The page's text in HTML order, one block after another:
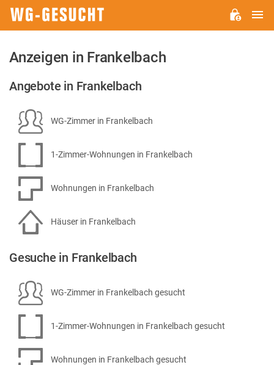
Anzeigen in Frankelbach
Angebote in Frankelbach
WG-Zimmer in Frankelbach
1-Zimmer-Wohnungen in Frankelbach
Wohnungen in Frankelbach
Häuser in Frankelbach
Gesuche in Frankelbach
WG-Zimmer in Frankelbach gesucht
1-Zimmer-Wohnungen in Frankelbach gesucht
Wohnungen in Frankelbach gesucht